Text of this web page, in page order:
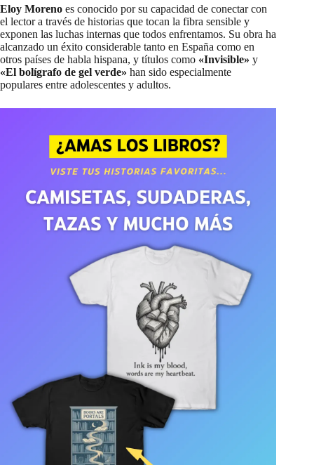
Eloy Moreno es conocido por su capacidad de conectar con
el lector a través de historias que tocan la fibra sensible y
exponen las luchas internas que todos enfrentamos. Su obra ha
alcanzado un éxito considerable tanto en España como en
otros países de habla hispana, y títulos como «Invisible» y
«El bolígrafo de gel verde» han sido especialmente
populares entre adolescentes y adultos.